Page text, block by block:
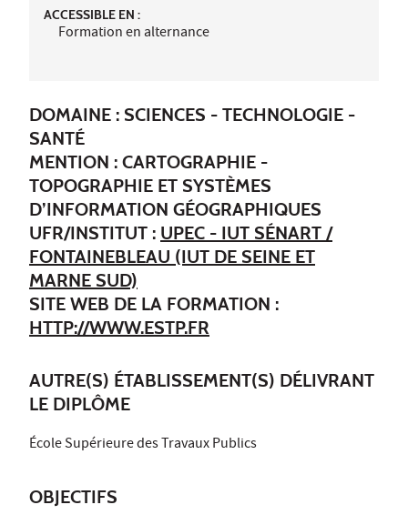
ACCESSIBLE EN :
Formation en alternance
DOMAINE : SCIENCES - TECHNOLOGIE -
SANTÉ
MENTION : CARTOGRAPHIE -
TOPOGRAPHIE ET SYSTÈMES
D’INFORMATION GÉOGRAPHIQUES
UFR/INSTITUT : UPEC - IUT SÉNART /
FONTAINEBLEAU (IUT DE SEINE ET
MARNE SUD)
SITE WEB DE LA FORMATION :
HTTP://WWW.ESTP.FR
AUTRE(S) ÉTABLISSEMENT(S) DÉLIVRANT
LE DIPLÔME
École Supérieure des Travaux Publics
OBJECTIFS